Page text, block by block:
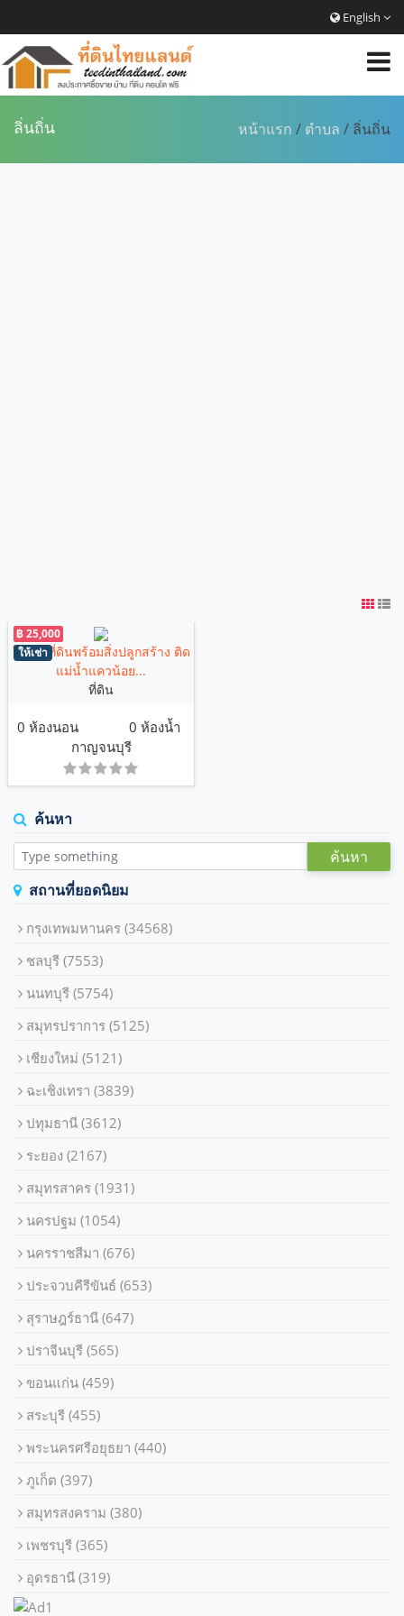
English
ลิ่นถิ่น หน้าแรก / ตำบล / ลิ่นถิ่น
ให้เช่า
฿ 25,000
ให้เช่าที่ดินพร้อมสิ่งปลูกสร้าง ติด
แม่น้ำแควน้อย...
ที่ดิน
0 ห้องนอน
0 ห้องน้ำ
กาญจนบุรี
ค้นหา
ค้นหา
สถานที่ยอดนิยม
กรุงเทพมหานคร
(34568)
ชลบุรี
(7553)
นนทบุรี
(5754)
สมุทรปราการ
(5125)
เชียงใหม่
(5121)
ฉะเชิงเทรา
(3839)
ปทุมธานี
(3612)
ระยอง
(2167)
สมุทรสาคร
(1931)
นครปฐม
(1054)
นครราชสีมา
(676)
ประจวบคีรีขันธ์
(653)
สุราษฎร์ธานี
(647)
ปราจีนบุรี
(565)
ขอนแก่น
(459)
สระบุรี
(455)
พระนครศรีอยุธยา
(440)
ภูเก็ต
(397)
สมุทรสงคราม
(380)
เพชรบุรี
(365)
อุดรธานี
(319)